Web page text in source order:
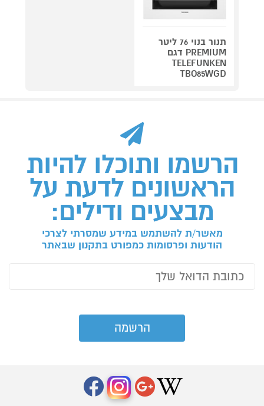
תנור בנוי 76 ליטר
PREMIUM דגם
TELEFUNKEN
TBO85WGD
הרשמו ותוכלו להיות
הראשונים לדעת על
מבצעים ודילים:
מאשר/ת להשתמש במידע שמסרתי לצרכי
הודעות ופרסומות כמפורט בתקנון שבאתר